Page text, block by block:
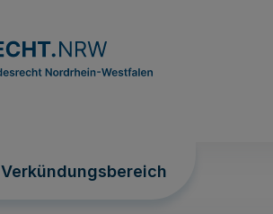
Verkündungsbereich